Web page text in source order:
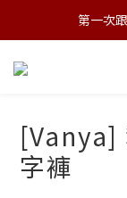
💌
第一次
為保障
[Vanya]
字褲